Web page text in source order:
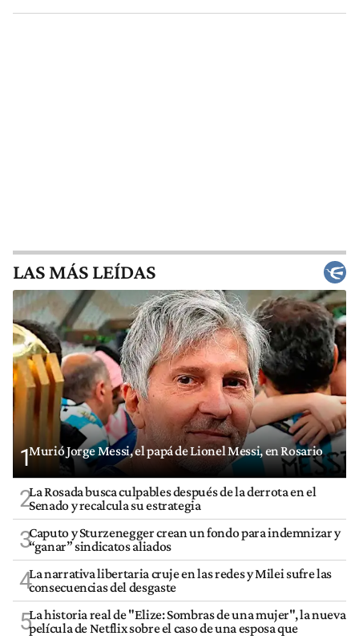
LAS MÁS LEÍDAS
1Murió Jorge Messi, el papá de Lionel Messi, en Rosario
2La Rosada busca culpables después de la derrota en el
Senado y recalcula su estrategia
3Caputo y Sturzenegger crean un fondo para indemnizar y
“ganar” sindicatos aliados
4La narrativa libertaria cruje en las redes y Milei sufre las
consecuencias del desgaste
5La historia real de "Elize: Sombras de una mujer", la nueva
película de Netflix sobre el caso de una esposa que